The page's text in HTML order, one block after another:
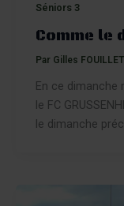
Séniors 3
Comme le
Par Gilles FOUILLET
En ce dimanche
le FC
le dimanche